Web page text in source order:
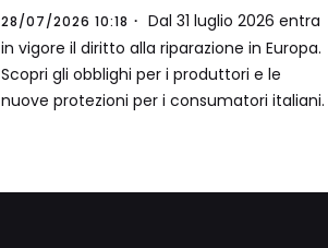
28/07/2026 10:18
Dal 31 luglio 2026 entra
in vigore il diritto alla riparazione in Europa.
Scopri gli obblighi per i produttori e le
nuove protezioni per i consumatori italiani.